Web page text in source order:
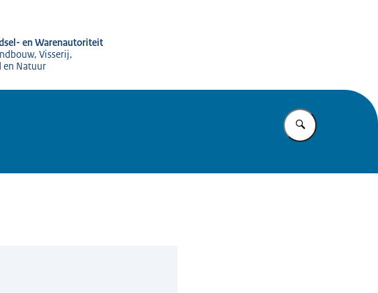
en Warenautoriteit
Visserij,
en Natuur
Vul in wat u